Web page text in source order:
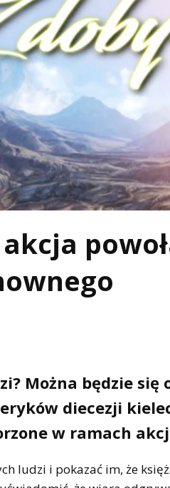
Można będzie
diecezji
w ramach
ludzi i pokazać im, że